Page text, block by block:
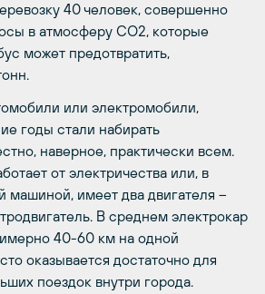
40 человек, совершенно
в атмосферу СО2, которые
может предотвратить,
или электромобили,
годы стали набирать
наверное, практически всем.
от электричества или, в
машиной, имеет два двигателя –
В среднем электрокар
40-60 км на одной
оказывается достаточно для
поездок внутри города.